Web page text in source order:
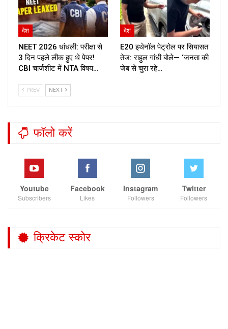
देश
NEET 2026 धांधली: परीक्षा से
3 दिन पहले लीक हुए थे पेपर!
CBI चार्जशीट में NTA विषय…
देश
E20 इथेनॉल पेट्रोल पर सियासत
तेज: राहुल गांधी बोले— ‘जनता की
जेब से चुरा रहे…
PREV NEXT
फॉलो करें
Youtube
Subscribers
Facebook
Likes
Instagram
Followers
Twitter
Followers
क्रिकेट स्कोर